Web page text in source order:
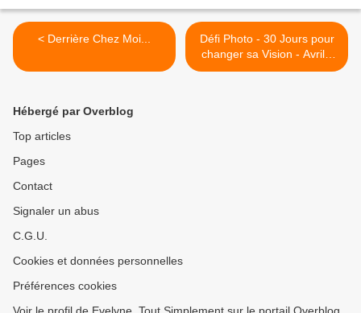
< Derrière Chez Moi...
Défi Photo - 30 Jours pour
changer sa Vision - Avril -
Jour 05 - Un Oiseau sur
Hébergé par Overblog
Top articles
Pages
Contact
Signaler un abus
C.G.U.
Cookies et données personnelles
Préférences cookies